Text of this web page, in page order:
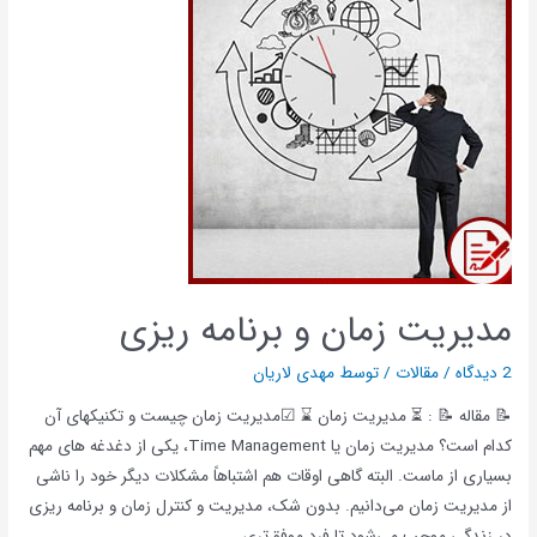
مدیریت زمان و برنامه ریزی
2 دیدگاه /مقالات / توسطمهدی لاریان
📝 مقاله 📝 : ⏳ مدیریت زمان ⌛ ☑مدیریت زمان چیست و تکنیکهای آن
کدام است؟ مدیریت زمان یا Time Management،‌ یکی از دغدغه های مهم
بسیاری از ماست. البته گاهی اوقات هم اشتباهاً مشکلات دیگر خود را ناشی
از مدیریت زمان می‌دانیم. بدون شک، مدیریت و کنترل زمان و برنامه ریزی